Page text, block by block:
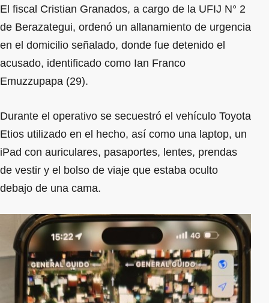
El fiscal Cristian Granados, a cargo de la UFIJ N° 2
de Berazategui, ordenó un allanamiento de urgencia
en el domicilio señalado, donde fue detenido el
acusado, identificado como Ian Franco
Emuzzupapa (29).
Durante el operativo se secuestró el vehículo Toyota
Etios utilizado en el hecho, así como una laptop, un
iPad con auriculares, pasaportes, lentes, prendas
de vestir y el bolso de viaje que estaba oculto
debajo de una cama.